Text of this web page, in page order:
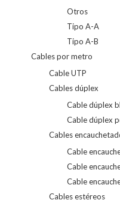
Otros
Tipo A-A
Tipo A-B
Cables por metro
Cable UTP
Cables dúplex
Cable dúplex
Cable dúplex
Cables
Cable
Cable
Cable
Cables estéreos